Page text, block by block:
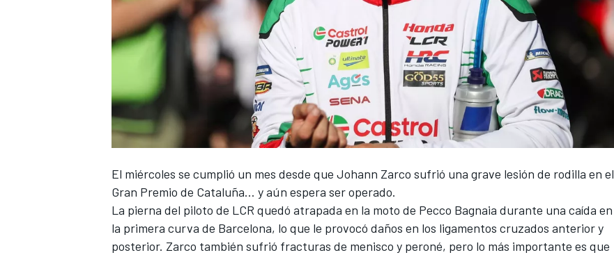
FÓRMULA E
El miércoles se cumplió un mes desde que Johann Zarco sufrió una grave lesión de rodilla en el
Gran Premio de Cataluña… y aún espera ser operado.
La pierna del piloto de LCR quedó atrapada en la moto de Pecco Bagnaia durante una caída en
la primera curva de Barcelona, ​​lo que le provocó daños en los ligamentos cruzados anterior y
posterior. Zarco también sufrió fracturas de menisco y peroné, pero lo más importante es que